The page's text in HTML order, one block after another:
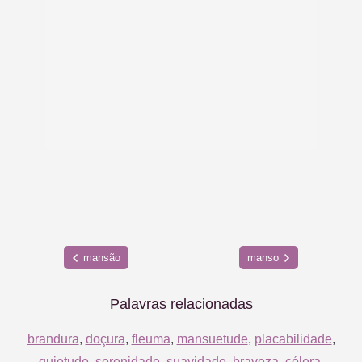
mansão manso
Palavras relacionadas
brandura, doçura, fleuma, mansuetude, placabilidade,